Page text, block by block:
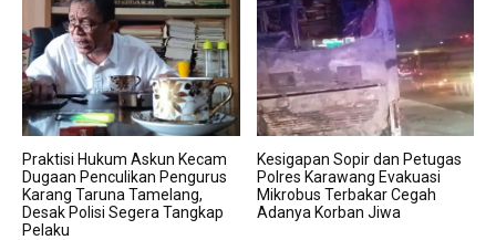
Praktisi Hukum Askun Kecam
Dugaan Penculikan Pengurus
Karang Taruna Tamelang,
Desak Polisi Segera Tangkap
Pelaku
Kesigapan Sopir dan Petugas
Polres Karawang Evakuasi
Mikrobus Terbakar Cegah
Adanya Korban Jiwa